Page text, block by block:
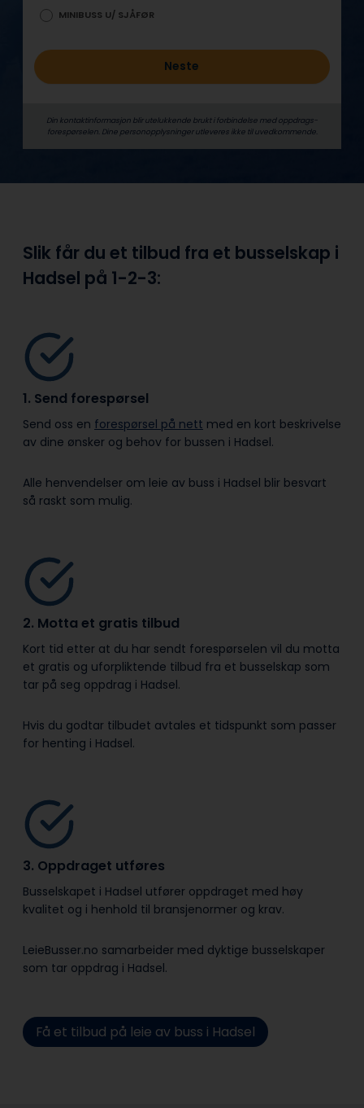
MINIBUSS U/ SJÅFØR
Neste
Din kontaktinformasjon blir utelukkende brukt i forbindelse med oppdrags­
forespørselen. Dine person­­opplysninger utleveres ikke til uvedkommende.
Slik får du et tilbud fra et busselskap i
Hadsel på 1-2-3:
1. Send forespørsel
Send oss en forespørsel på nett med en kort beskrivelse
av dine ønsker og behov for bussen i Hadsel.
Alle henvendelser om leie av buss i Hadsel blir besvart
så raskt som mulig.
2. Motta et gratis tilbud
Kort tid etter at du har sendt forespørselen vil du motta
et gratis og uforpliktende tilbud fra et busselskap som
tar på seg oppdrag i Hadsel.
Hvis du godtar tilbudet avtales et tidspunkt som passer
for henting i Hadsel.
3. Oppdraget utføres
Busselskapet i Hadsel utfører oppdraget med høy
kvalitet og i henhold til bransje­normer og krav.
LeieBusser.no samarbeider med dyktige busselskaper
som tar oppdrag i Hadsel.
Få et tilbud på leie av buss i Hadsel